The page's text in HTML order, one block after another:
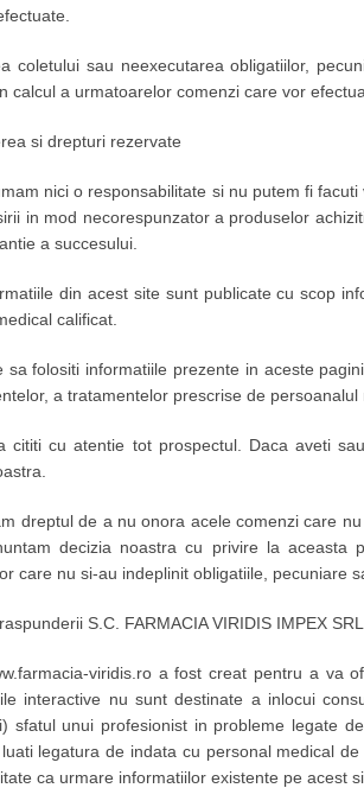
coletului sau neexecutarea obligatiilor,
calcul a urmatoarelor comenzi care vor
si drepturi rezervate
nici o responsabilitate si nu putem fi
in mod necorespunzator a produselor
a succesului.
din acest site sunt publicate cu scop
calificat.
sa folositi informatiile prezente in aceste
a tratamentelor prescrise de persoanalul
cititi cu atentie tot prospectul. Daca aveti
dreptul de a nu onora acele comenzi care
decizia noastra cu privire la aceasta
care nu si-au indeplinit obligatiile, pecuniare
S.C. FARMACIA VIRIDIS IMPEX SRL
viridis.ro a fost creat pentru a va
interactive nu sunt destinate a inlocui
sfatul unui profesionist in probleme legate
legatura de indata cu personal medical
ca urmare informatiilor existente pe acest